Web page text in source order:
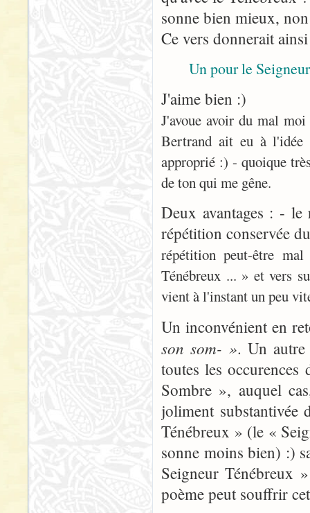
sonne bien mieux,
Ce vers donnerait
Un pour le
J'aime bien :)
J'avoue avoir du mal
Bertrand ait eu à l'idée
approprié :) - quoique
de ton qui me gêne.
Deux avantages : -
répétition conservée
répétition peut-être
Ténébreux ... » et vers
vient à l'instant un peu
Un inconvénient en
son som- ». Un
toutes les
Sombre », auquel
joliment substantivée
Ténébreux » (le «
sonne moins bien) :)
Seigneur Ténébreux
poème peut souffrir